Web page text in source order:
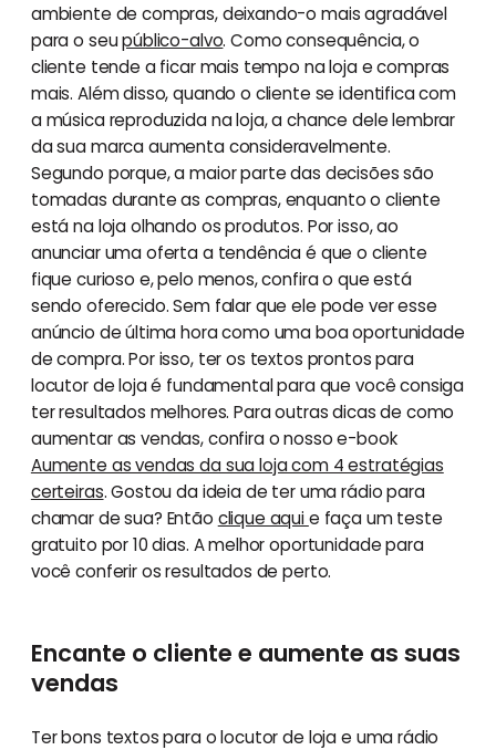
ambiente de compras, deixando-o mais agradável
para o seupúblico-alvo. Como consequência, o
cliente tende a ficar mais tempo na loja e compras
mais. Além disso, quando o cliente se identifica com
a música reproduzida na loja, a chance dele lembrar
da sua marca aumenta consideravelmente.
Segundo porque, a maior parte das decisões são
tomadas durante as compras, enquanto o cliente
está na loja olhando os produtos. Por isso, ao
anunciar uma oferta a tendência é que o cliente
fique curioso e, pelo menos, confira o que está
sendo oferecido. Sem falar que ele pode ver esse
anúncio de última hora como uma boa oportunidade
de compra. Por isso, ter os textos prontos para
locutor de loja é fundamental para que você consiga
ter resultados melhores. Para outras dicas de como
aumentar as vendas, confira o nosso e-book
Aumente as vendas da sua loja com 4 estratégias
certeiras. Gostou da ideia de ter uma rádio para
chamar de sua? Então clique aquie faça um teste
gratuito por 10 dias. A melhor oportunidade para
você conferir os resultados de perto.
Encante o cliente e aumente as suas
vendas
Ter bons textos para o locutor de loja e uma rádio